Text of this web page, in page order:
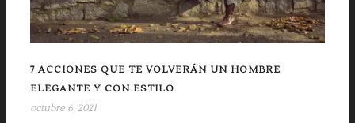
7 ACCIONES QUE TE VOLVERÁN UN HOMBRE
ELEGANTE Y CON ESTILO
octubre 6, 2021